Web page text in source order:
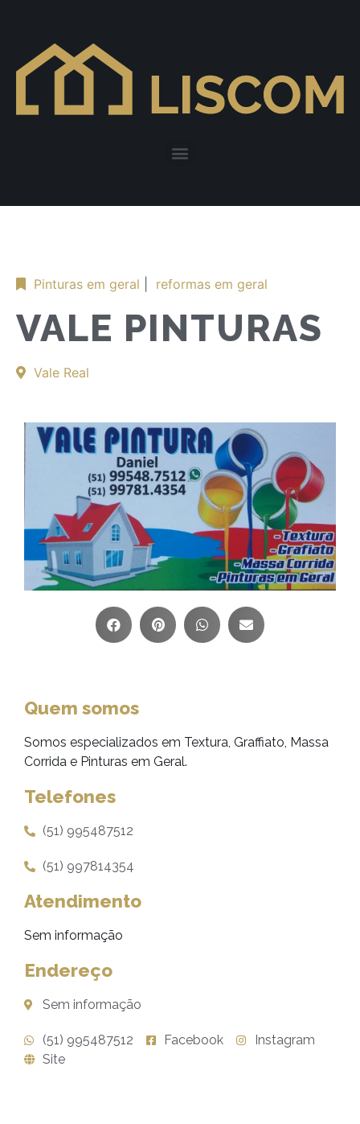
Pinturas em geral reformas em geral
VALE PINTURAS
Vale Real
Quem somos
Somos especializados em Textura, Graffiato, Massa
Corrida e Pinturas em Geral.
Telefones
(51) 995487512
(51) 997814354
Atendimento
Sem informação
Endereço
Sem informação
(51) 995487512 Facebook
Instagram
Site